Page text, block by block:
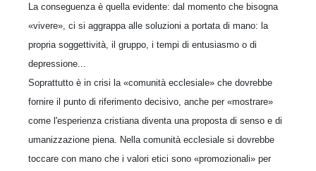
La conseguenza è quella evidente: dal momento che bisogna
«vivere», ci si aggrappa alle soluzioni a portata di mano: la
propria soggettività, il gruppo, i tempi di entusiasmo o di
depressione...
Soprattutto è in crisi la «comunità ecclesiale» che dovrebbe
fornire il punto di riferimento decisivo, anche per «mostrare»
come l'esperienza cristiana diventa una proposta di senso e di
umanizzazione piena. Nella comunità ecclesiale si dovrebbe
toccare con mano che i valori etici sono «promozionali» per